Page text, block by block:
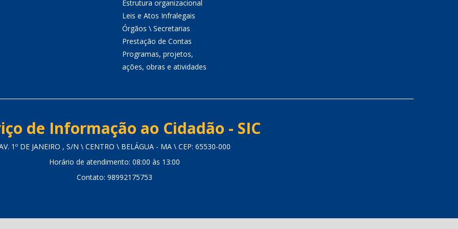
Estrutura organizacional
Leis e Atos Infralegais
Órgãos \ Secretarias
Prestação de Contas
Programas, projetos,
ações, obras e atividades
de Informação ao Cidadão - SIC
1º DE JANEIRO , S/N \ CENTRO \ BELÁGUA - MA \ CEP: 65530-000
Horário de atendimento: 08:00 às 13:00
Contato: 98992175753